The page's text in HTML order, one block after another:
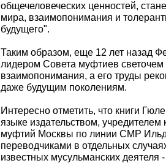
общечеловеческих ценностей,
мира, взаимопонимания и
будущего".
Таким образом, еще 12 лет назад
лидером Совета муфтиев светочем
взаимопонимания, а его труды
даже будущим поколениям.
Интересно отметить, что книги
языке издательством,
муфтий Москвы по линии СМР
переводчиками в отдельных
известных мусульманских деятеля